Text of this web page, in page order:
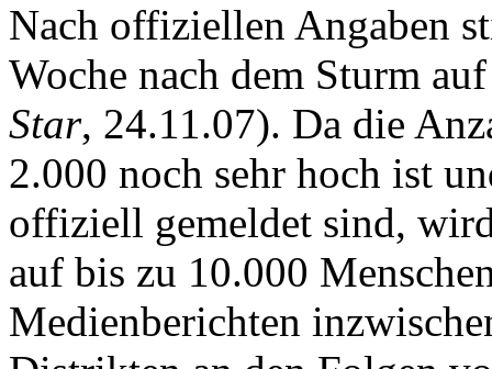
Nach offiziellen Angaben
Woche nach dem Sturm
Star, 24.11.07). Da die
2.000 noch sehr hoch ist
offiziell gemeldet sind,
auf bis zu 10.000
Medienberichten